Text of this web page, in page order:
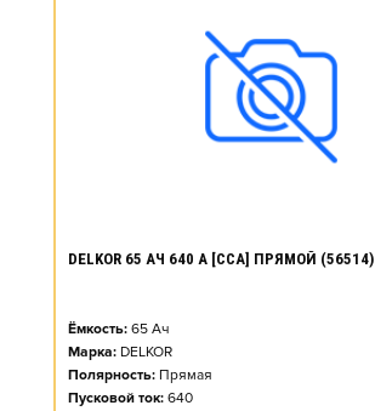
DELKOR 65 АЧ 640 А [CCA] ПРЯМОЙ (56514)
Ёмкость: 65 Ач
Марка: DELKOR
Полярность: Прямая
Пусковой ток: 640